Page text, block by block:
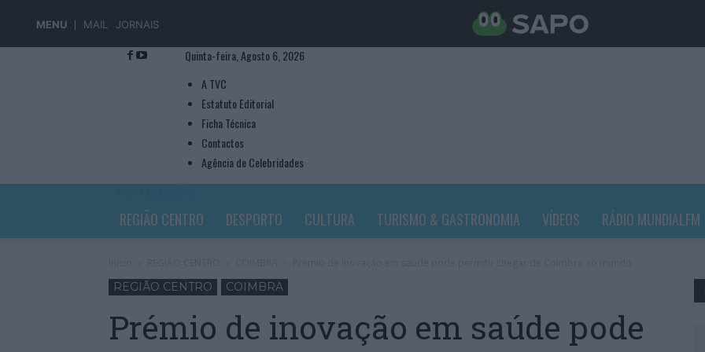
MENU MAIL JORNAIS
Quinta-feira, Agosto 6, 2026
A TVC
Estatuto Editorial
Ficha Técnica
Contactos
Agência de Celebridades
REGIÃO CENTRO DESPORTO CULTURA TURISMO & GASTRONOMIA VÍDEOS RÁDIO MUNDIALFM
REGIÃO CENTRO COIMBRA
Prémio de inovação em saúde pode